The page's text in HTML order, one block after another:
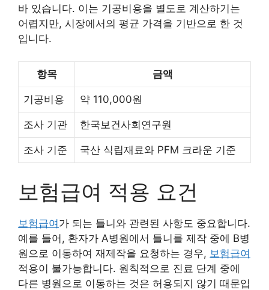
바 있습니다. 이는 기공비용을 별도로 계산하기는
어렵지만, 시장에서의 평균 가격을 기반으로 한 것
입니다.
항목 금액
기공비용 약 110,000원
조사 기관 한국보건사회연구원
조사 기준 국산 식립재료와 PFM 크라운 기준
보험급여 적용 요건
보험급여가 되는 틀니와 관련된 사항도 중요합니다.
예를 들어, 환자가 A병원에서 틀니를 제작 중에 B병
원으로 이동하여 재제작을 요청하는 경우, 보험급여
적용이 불가능합니다. 원칙적으로 진료 단계 중에
다른 병원으로 이동하는 것은 허용되지 않기 때문입